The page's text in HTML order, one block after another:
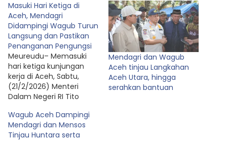
Masuki Hari Ketiga di
Aceh, Mendagri
Didampingi Wagub Turun
Langsung dan Pastikan
Penanganan Pengungsi
Meureudu– Memasuki
hari ketiga kunjungan
kerja di Aceh, Sabtu,
(21/2/2026) Menteri
Dalam Negeri RI Tito
Satgas Percepatan
Rehabilitasi dan
Rekonstruksi
Mendagri dan Wagub
Aceh tinjau Langkahan
Aceh Utara, hingga
serahkan bantuan
Wagub Aceh Dampingi
Mendagri dan Mensos
Tinjau Huntara serta